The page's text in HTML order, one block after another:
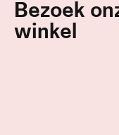
Bezoek
winkel